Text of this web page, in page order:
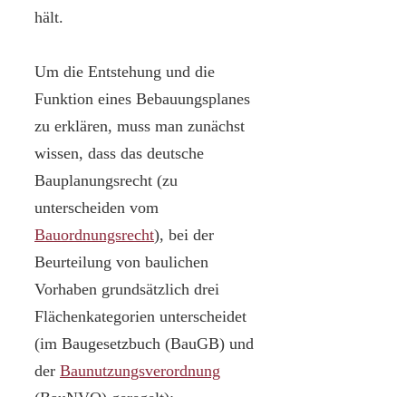
hält.
Um die Entstehung und die
Funktion eines Bebauungsplanes
zu erklären, muss man zunächst
wissen, dass das deutsche
Bauplanungsrecht (zu
unterscheiden vom
Bauordnungsrecht), bei der
Beurteilung von baulichen
Vorhaben grundsätzlich drei
Flächenkategorien unterscheidet
(im Baugesetzbuch (BauGB) und
der Baunutzungsverordnung